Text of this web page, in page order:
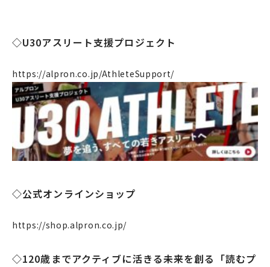
企業情報
◇U30アスリート支援プロジェクト
https://alpron.co.jp/AthleteSupport/
◇公式オンラインショップ
https://shop.alpron.co.jp/
◇120歳までアクティブに活きる未来を創る「読むプ